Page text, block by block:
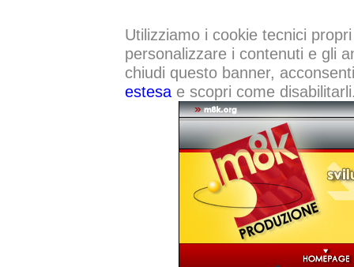
Utilizziamo i cookie tecnici
personalizzare i contenuti e gli
chiudi questo banner,
estesae scopri come